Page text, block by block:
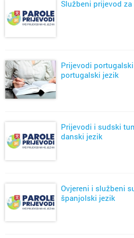
Službeni prijevod
Prijevodi
portugalski jezik
Prijevodi i sudski
danski jezik
Ovjereni i službeni
španjolski jezik